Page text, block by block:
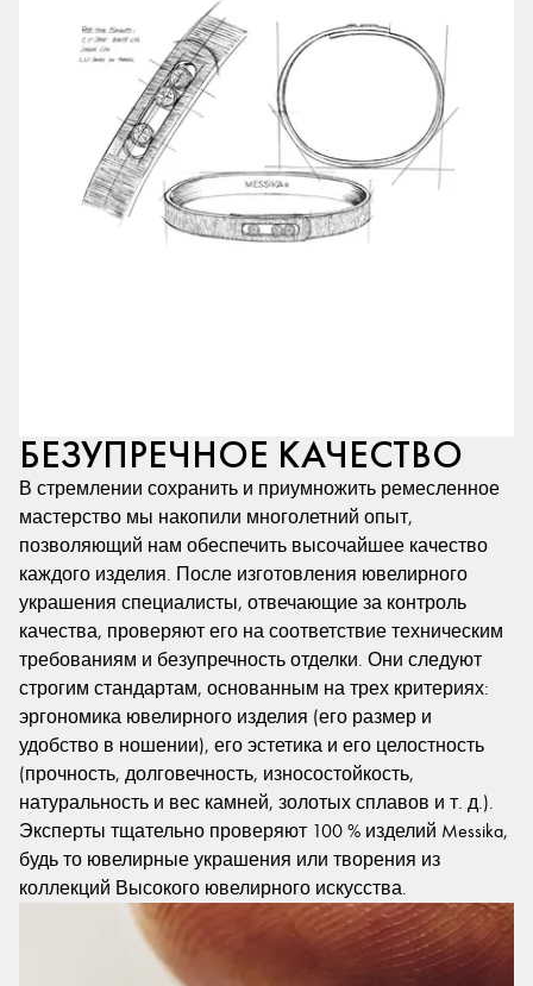
БЕЗУПРЕЧНОЕ КАЧЕСТВО
В стремлении сохранить и приумножить ремесленное
мастерство мы накопили многолетний опыт,
позволяющий нам обеспечить высочайшее качество
каждого изделия. После изготовления ювелирного
украшения специалисты, отвечающие за контроль
качества, проверяют его на соответствие техническим
требованиям и безупречность отделки. Они следуют
строгим стандартам, основанным на трех критериях:
эргономика ювелирного изделия (его размер и
удобство в ношении), его эстетика и его целостность
(прочность, долговечность, износостойкость,
натуральность и вес камней, золотых сплавов и т. д.).
Эксперты тщательно проверяют 100 % изделий Messika,
будь то ювелирные украшения или творения из
коллекций Высокого ювелирного искусства.